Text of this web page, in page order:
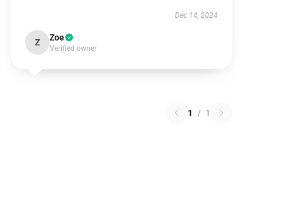
Dec 14, 2024
Z Zoe
Verified owner
1 / 1